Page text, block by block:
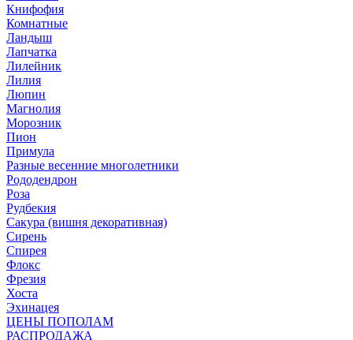
Книфофия
Комнатные
Ландыш
Лапчатка
Лилейник
Лилия
Люпин
Магнолия
Морозник
Пион
Примула
Разные весенние многолетники
Рододендрон
Роза
Рудбекия
Сакура (вишня декоративная)
Сирень
Спирея
Флокс
Фрезия
Хоста
Эхинацея
ЦЕНЫ ПОПОЛАМ
РАСПРОДАЖА